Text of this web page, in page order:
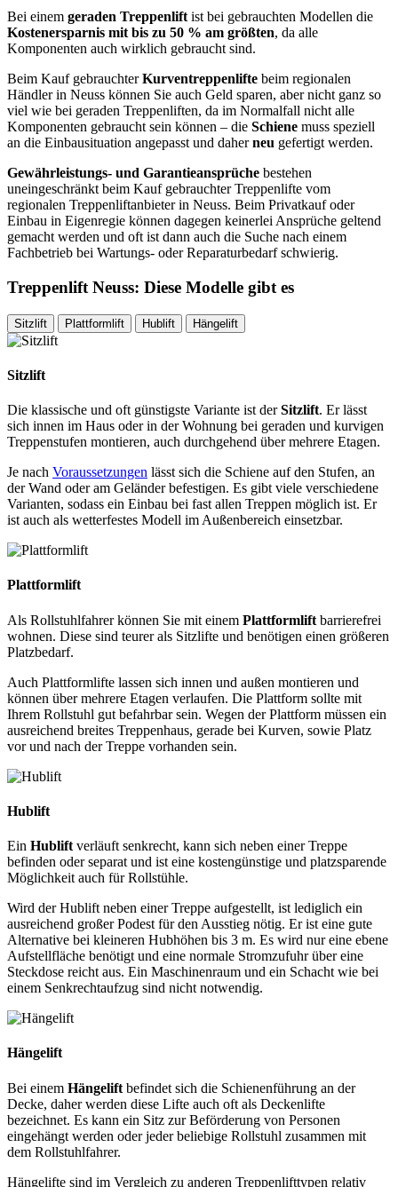
Bei einem geraden Treppenlift ist bei gebrauchten Modellen die
Kostenersparnis mit bis zu 50 % am größten, da alle
Komponenten auch wirklich gebraucht sind.
Beim Kauf gebrauchterKurventreppenlifte beim regionalen
Händler in Neuss können Sie auch Geld sparen, aber nicht ganz so
viel wie bei geraden Treppenliften, da im Normalfall nicht alle
Komponenten gebraucht sein können – die Schiene muss speziell
an die Einbausituation angepasst und daherneu gefertigt werden.
Gewährleistungs- und Garantieansprüche bestehen
uneingeschränkt beim Kauf gebrauchter Treppenlifte vom
regionalen Treppenliftanbieter in Neuss. Beim Privatkauf oder
Einbau in Eigenregie können dagegen keinerlei Ansprüche geltend
gemacht werden und oft ist dann auch die Suche nach einem
Fachbetrieb bei Wartungs- oder Reparaturbedarf schwierig.
Treppenlift Neuss: Diese Modelle gibt es
Sitzlift Plattformlift Hublift Hängelift
Sitzlift
Die klassische und oft günstigste Variante ist derSitzlift. Er lässt
sich innen im Haus oder in der Wohnung bei geraden und kurvigen
Treppenstufen montieren, auch durchgehend über mehrere Etagen.
Je nach Voraussetzungen lässt sich die Schiene auf den Stufen, an
der Wand oder am Geländer befestigen. Es gibt viele verschiedene
Varianten, sodass ein Einbau bei fast allen Treppen möglich ist. Er
ist auch als wetterfestes Modell im Außenbereich einsetzbar.
Plattformlift
Als Rollstuhlfahrer können Sie mit einem Plattformlift barrierefrei
wohnen. Diese sind teurer als Sitzlifte und benötigen einen größeren
Platzbedarf.
Auch Plattformlifte lassen sich innen und außen montieren und
können über mehrere Etagen verlaufen. Die Plattform sollte mit
Ihrem Rollstuhl gut befahrbar sein. Wegen der Plattform müssen ein
ausreichend breites Treppenhaus, gerade bei Kurven, sowie Platz
vor und nach der Treppe vorhanden sein.
Hublift
Ein Hublift verläuft senkrecht, kann sich neben einer Treppe
befinden oder separat und ist eine kostengünstige und platzsparende
Möglichkeit auch für Rollstühle.
Wird der Hublift neben einer Treppe aufgestellt, ist lediglich ein
ausreichend großer Podest für den Ausstieg nötig. Er ist eine gute
Alternative bei kleineren Hubhöhen bis 3 m. Es wird nur eine ebene
Aufstellfläche benötigt und eine normale Stromzufuhr über eine
Steckdose reicht aus. Ein Maschinenraum und ein Schacht wie bei
einem Senkrechtaufzug sind nicht notwendig.
Hängelift
Bei einem Hängelift befindet sich die Schienenführung an der
Decke, daher werden diese Lifte auch oft als Deckenlifte
bezeichnet. Es kann ein Sitz zur Beförderung von Personen
eingehängt werden oder jeder beliebige Rollstuhl zusammen mit
dem Rollstuhlfahrer.
Hängelifte sind im Vergleich zu anderen Treppenlifttypen relativ